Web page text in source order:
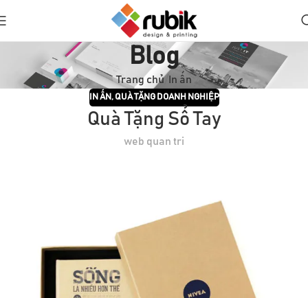
Blog
Trang chủ In ấn
IN ẤN, QUÀ TẶNG DOANH NGHIỆP
Quà Tặng Sổ Tay
web quan tri